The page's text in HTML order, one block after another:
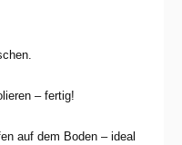
– fertig!
auf dem Boden – ideal